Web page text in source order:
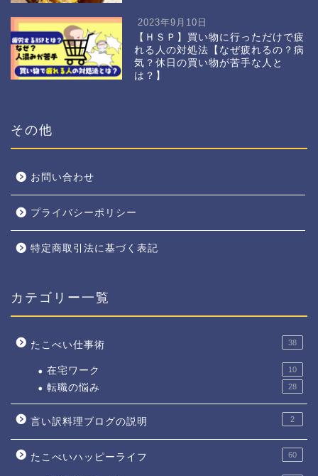
2023年9月10日
【ＨＳＰ】買い物に行っただけで疲
れる人の対処法【なぜ疲れるの？病
気？休日の買い物が苦手な人と
は？】
その他
お問い合わせ
プライバシーポリシー
特定商取引法に基づく表記
カテゴリー一覧
たこべい仕事術 38
在宅ワーク 10
転職の悩み 28
言い訳料理ブログの説明 2
たこべいハッピーライフ 60